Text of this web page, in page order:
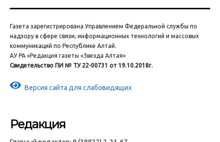
Газета зарегистрирована Управлением Федеральной службы по
надзору в сфере связи, информационных технологий и массовых
коммуникаций по Республике Алтай.
АУ РА «Редакция газеты «Звезда Алтая»
Свидетельство ПИ № ТУ 22-00731 от 19.10.2018г.
Версия сайта для слабовидящих
Редакция